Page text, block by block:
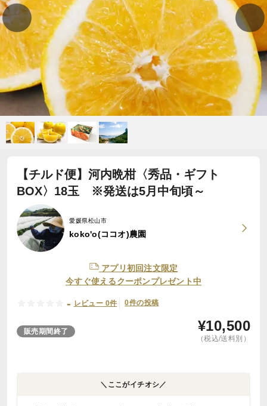
【チルド便】河内晩柑〈秀品・ギフト
BOX〉18玉 ※発送は5月中旬頃～
愛媛県松山市
koko'o(ココオ)農園
アプリ初回注文限定
今すぐ使えるクーポンプレゼント中
- レビュー 0件 0件の投稿
販売期間終了 ¥10,500
（税込/送料別）
＼ここがイチオシ／